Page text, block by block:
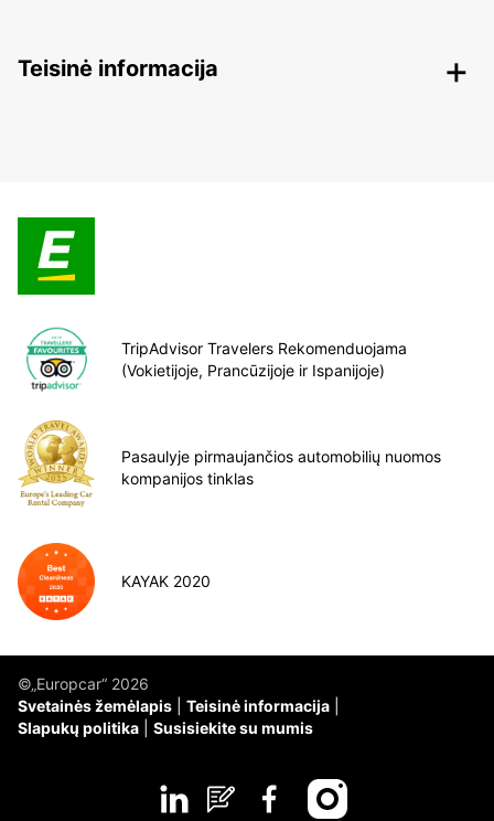
Teisinė informacija
TripAdvisor Travelers Rekomenduojama
(Vokietijoje, Prancūzijoje ir Ispanijoje)
Pasaulyje pirmaujančios automobilių nuomos
kompanijos tinklas
KAYAK 2020
©„Europcar“ 2026
Svetainės žemėlapis
Teisinė informacija
Slapukų politika
Susisiekite su mumis